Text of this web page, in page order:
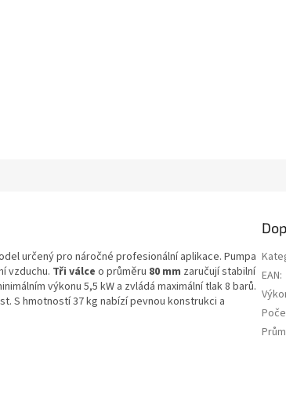
určený pro náročné profesionální aplikace. Pumpa
vzduchu. Tři válce o průměru 80 mm zaručují stabilní
výkonu 5,5 kW a zvládá maximální tlak 8 barů.
S hmotností 37 kg nabízí pevnou konstrukci a
EAN: